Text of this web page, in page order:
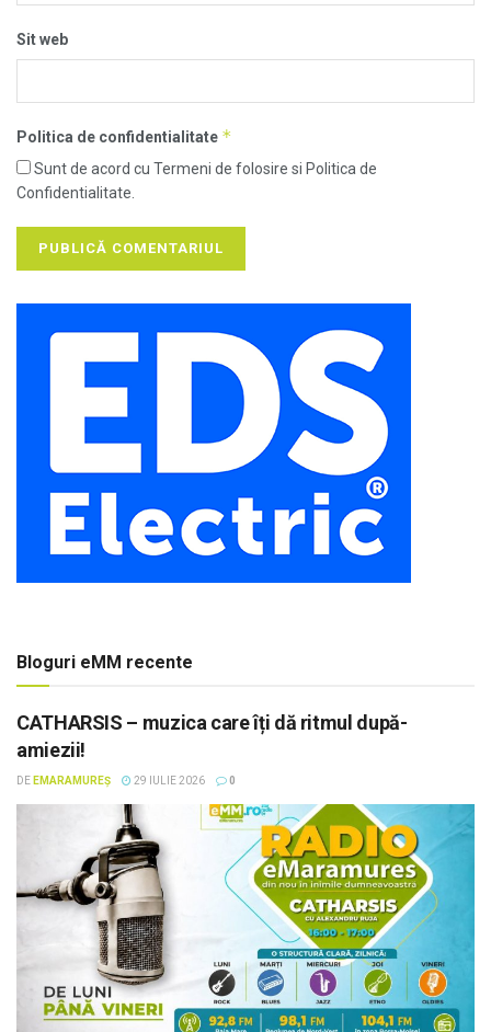
Sit web
Politica de confidentialitate *
Sunt de acord cu Termeni de folosire si Politica de
Confidentialitate.
Bloguri eMM recente
CATHARSIS – muzica care îți dă ritmul după-
amiezii!
DE EMARAMUREȘ 29 IULIE 2026 0